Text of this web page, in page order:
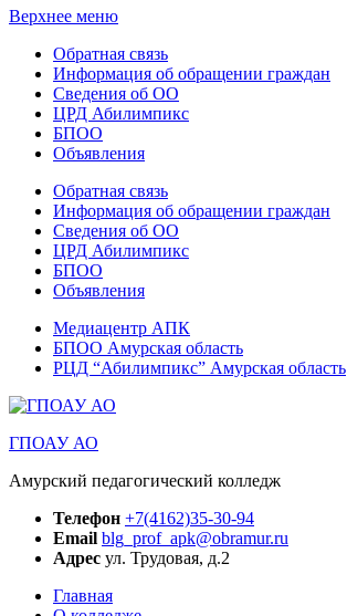
Верхнее меню
Обратная связь
Информация об обращении граждан
Сведения об ОО
ЦРД Абилимпикс
БПОО
Объявления
Обратная связь
Информация об обращении граждан
Сведения об ОО
ЦРД Абилимпикс
БПОО
Объявления
Медиацентр АПК
БПОО Амурская область
РЦД “Абилимпикс” Амурская область
ГПОАУ АО
Амурский педагогический колледж
Телефон +7(4162)35-30-94
Email blg_prof_apk@obramur.ru
Адрес ул. Трудовая, д.2
Главная